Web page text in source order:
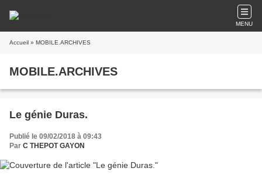
MENU
Accueil » MOBILE.ARCHIVES
MOBILE.ARCHIVES
Le génie Duras.
Publié le 09/02/2018 à 09:43
Par C THEPOT GAYON